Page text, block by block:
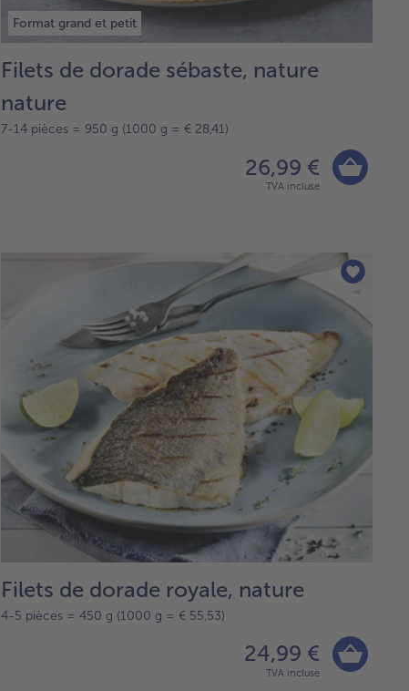
Format grand et petit
Filets de dorade sébaste, nature
nature
7-14 pièces = 950 g (1000 g = € 28,41)
26,99 €
TVA incluse
Filets de dorade royale, nature
4-5 pièces = 450 g (1000 g = € 55,53)
24,99 €
TVA incluse